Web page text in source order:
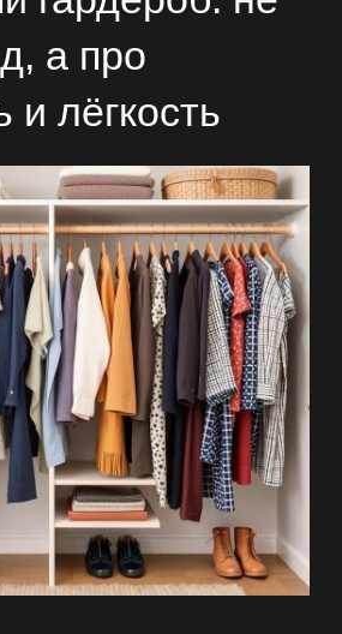
а про
и лёгкость